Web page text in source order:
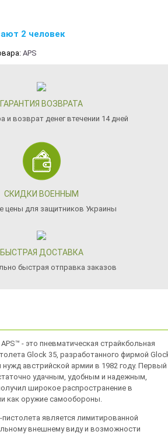
2 человек
APS
ГАРАНТИЯ ВОЗВРАТА
и возврат денег втечении 14 дней
СКИДКИ ВОЕННЫМ
цены для защитников Украины
БЫСТРАЯ ДОСТАВКА
быстрая отправка заказов
APS™ - это пневматическая страйкбольная
Glock 35, разработанного фирмой
нужд австрийской армии в 1982 году. Первый
удачным, удобным и надежным,
широкое распространение в
как оружие самообороны.
является лимитированной
внешнему виду и возможности